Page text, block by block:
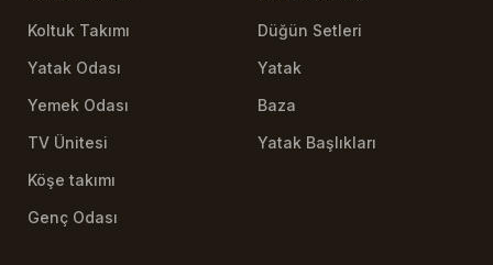
Koltuk Takımı
Yatak Odası
Yemek Odası
TV Ünitesi
Köşe takımı
Genç Odası
Düğün Setleri
Yatak
Baza
Yatak Başlıkları